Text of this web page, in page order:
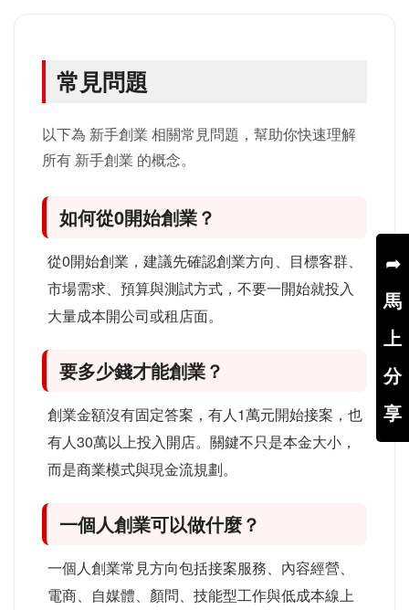
常見問題
以下為 新手創業 相關常見問題，幫助你快速理解
所有 新手創業 的概念。
如何從0開始創業？
從0開始創業，建議先確認創業方向、目標客群、
市場需求、預算與測試方式，不要一開始就投入
大量成本開公司或租店面。
要多少錢才能創業？
創業金額沒有固定答案，有人1萬元開始接案，也
有人30萬以上投入開店。關鍵不只是本金大小，
而是商業模式與現金流規劃。
一個人創業可以做什麼？
一個人創業常見方向包括接案服務、內容經營、
電商、自媒體、顏問、技能型工作與低成本線上
➦
馬
上
分
享